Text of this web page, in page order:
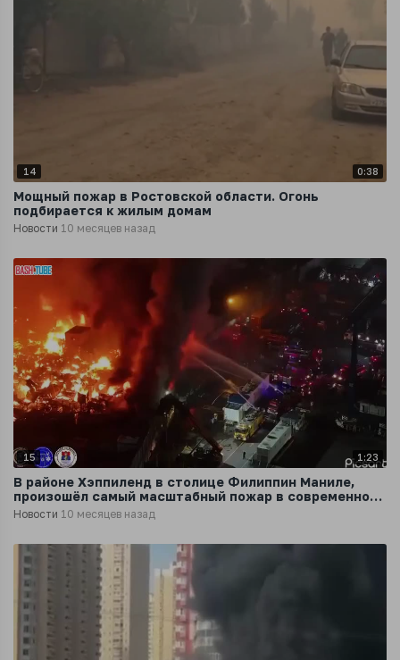
14 0:38
Мощный пожар в Ростовской области. Огонь
подбирается к жилым домам
Новости 10 месяцев назад
15 1:23
В районе Хэппиленд в столице Филиппин Маниле,
произошёл самый масштабный пожар в современной
истории
Новости 10 месяцев назад